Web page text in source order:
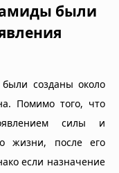
были
созданы около
Помимо того, что
силы и
жизни, после его
если назначение